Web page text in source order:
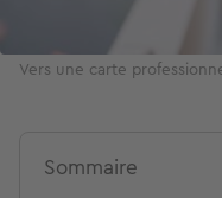
Vers une carte
Sommaire